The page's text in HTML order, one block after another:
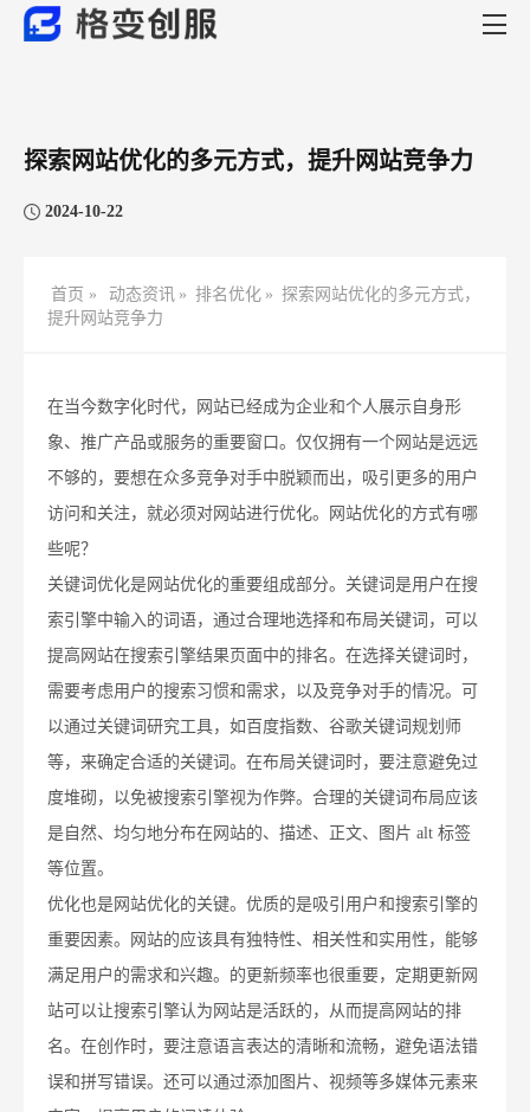
探索网站优化的多元方式，提升网站竞争力
2024-10-22
首页 » 动态资讯 » 排名优化 » 探索网站优化的多元方式，
提升网站竞争力
在当今数字化时代，网站已经成为企业和个人展示自身形
象、推广产品或服务的重要窗口。仅仅拥有一个网站是远远
不够的，要想在众多竞争对手中脱颖而出，吸引更多的用户
访问和关注，就必须对网站进行优化。网站优化的方式有哪
些呢？
关键词优化是网站优化的重要组成部分。关键词是用户在搜
索引擎中输入的词语，通过合理地选择和布局关键词，可以
提高网站在搜索引擎结果页面中的排名。在选择关键词时，
需要考虑用户的搜索习惯和需求，以及竞争对手的情况。可
以通过关键词研究工具，如百度指数、谷歌关键词规划师
等，来确定合适的关键词。在布局关键词时，要注意避免过
度堆砌，以免被搜索引擎视为作弊。合理的关键词布局应该
是自然、均匀地分布在网站的、描述、正文、图片 alt 标签
等位置。
优化也是网站优化的关键。优质的是吸引用户和搜索引擎的
重要因素。网站的应该具有独特性、相关性和实用性，能够
满足用户的需求和兴趣。的更新频率也很重要，定期更新网
站可以让搜索引擎认为网站是活跃的，从而提高网站的排
名。在创作时，要注意语言表达的清晰和流畅，避免语法错
误和拼写错误。还可以通过添加图片、视频等多媒体元素来